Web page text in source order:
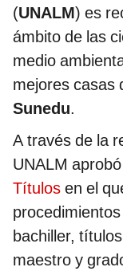
(UNALM) es
ámbito de las
medio
mejores casas
Sunedu.
A través de la
UNALM
Títulos en el
bachiller,
maestro y